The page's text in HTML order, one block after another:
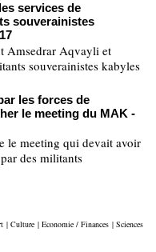
services de
souverainistes
Amsedrar Aqvayli et
souverainistes kabyles
les forces de
le meeting du MAK -
meeting qui devait avoir
des militants
| Culture | Economie / Finances | Sciences